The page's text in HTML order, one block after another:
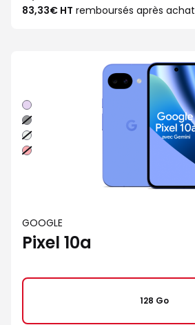
83,33€ HT remboursés après achat
Lavande
Noir
volcanique
Brume
Rouge
framboise
GOOGLE
Pixel 10a
128 Go